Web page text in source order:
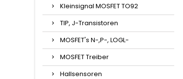
Kleinsignal MOSFET TO92
TIP, J-Transistoren
MOSFET's N-,P-, LOGL-
MOSFET Treiber
Hallsensoren